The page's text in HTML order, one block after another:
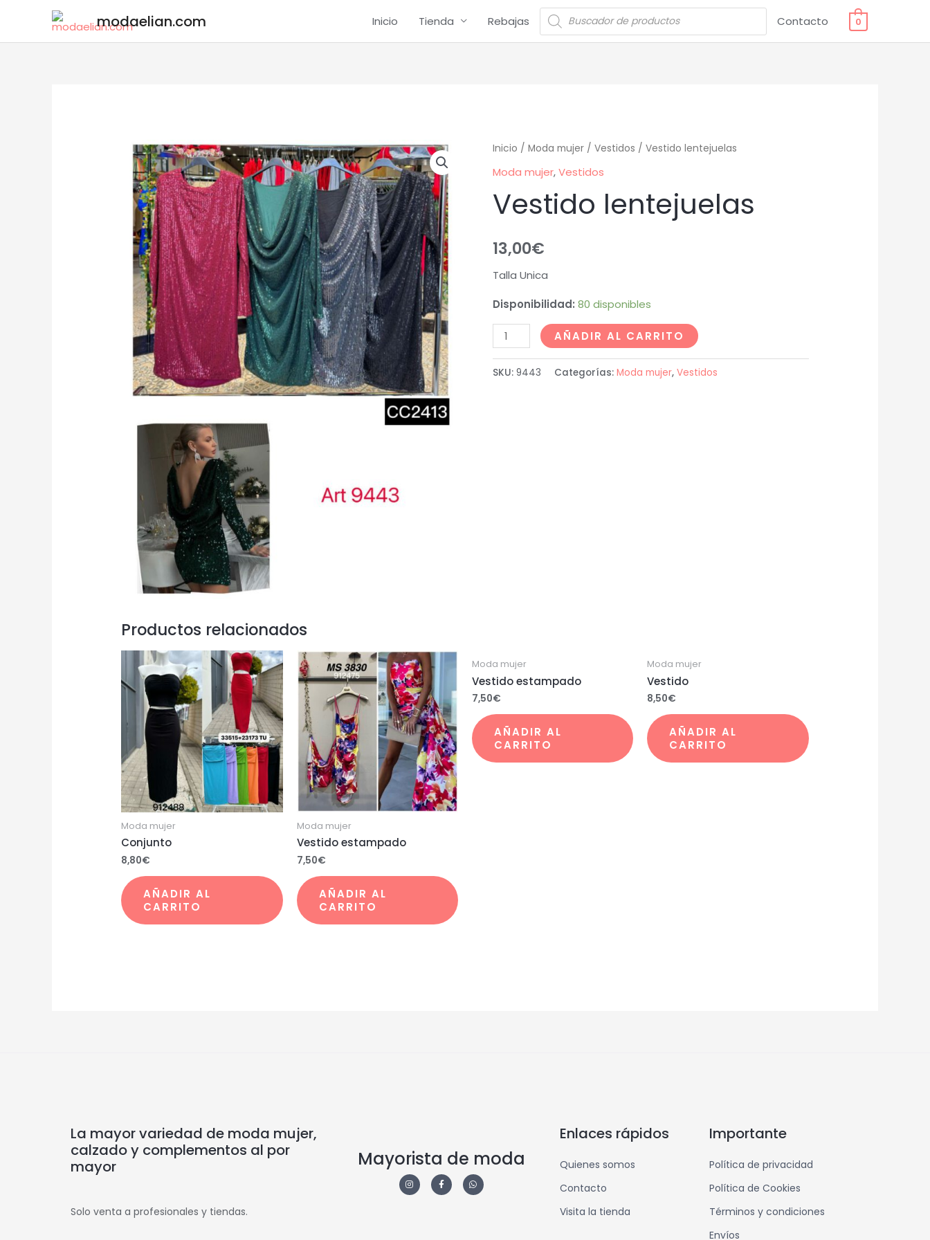
modaelian.com Inicio Tienda Rebajas Contacto 0
Inicio / Moda mujer/ Vestidos / Vestido lentejuelas
Moda mujer,Vestidos
Vestido lentejuelas
13,00€
Talla Unica
Disponibilidad: 80 disponibles
AÑADIR AL CARRITO
SKU: 9443 Categorías: Moda mujer, Vestidos
Productos relacionados
Moda mujer
Conjunto
8,80€
AÑADIR AL
CARRITO
Moda mujer
Vestido estampado
7,50€
AÑADIR AL
CARRITO
Moda mujer
Vestido estampado
7,50€
AÑADIR AL
CARRITO
Moda mujer
Vestido
8,50€
AÑADIR AL
CARRITO
La mayor variedad de moda mujer,
calzado y complementos al por
mayor
Solo venta a profesionales y tiendas.
Mayorista de moda
Enlaces rápidos
Quienes somos
Contacto
Visita la tienda
Importante
Política de privacidad
Política de Cookies
Términos y condiciones
Envíos